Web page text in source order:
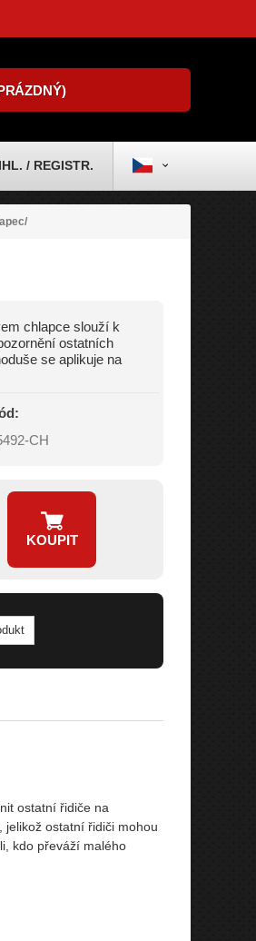
/ REGISTR.
chlapce slouží k
ostatních
se aplikuje na
CH
KOUPIT
ostatní řidiče na
, jelikož ostatní řidiči mohou
kdo převáží malého